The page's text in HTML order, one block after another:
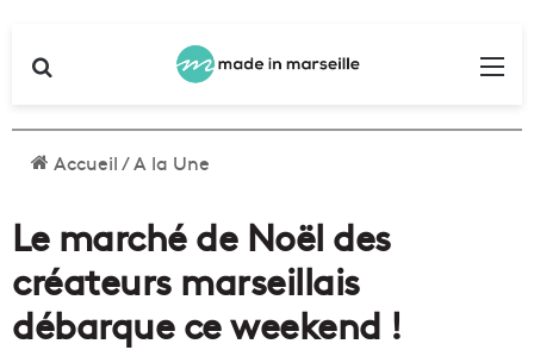
Accueil/A la Une
Le marché de Noël des
créateurs marseillais
débarque ce weekend !